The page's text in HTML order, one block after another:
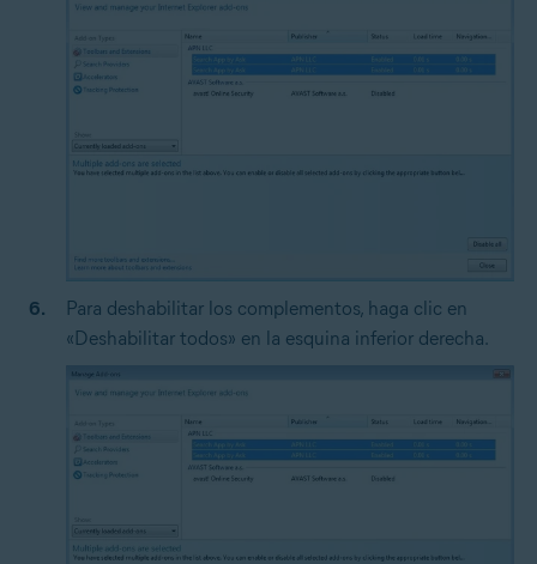
Para deshabilitar los complementos, haga clic en
«Deshabilitar todos» en la esquina inferior derecha.